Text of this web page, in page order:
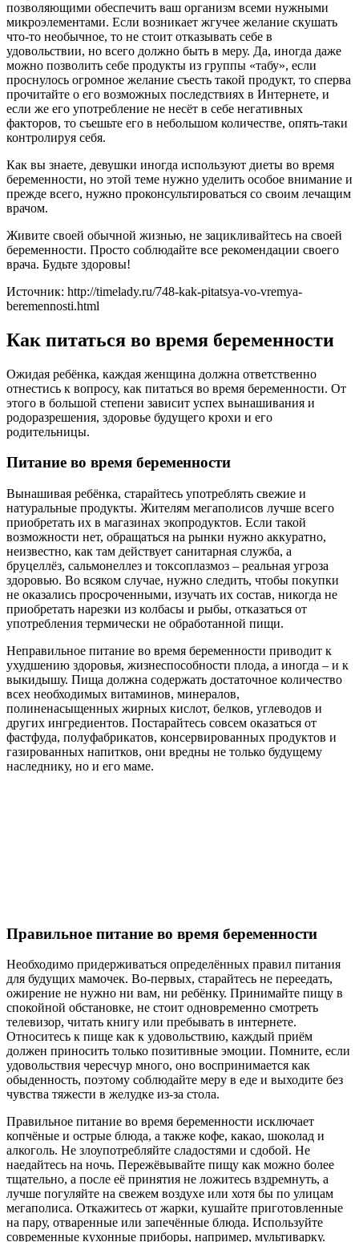
позволяющими обеспечить ваш организм всеми нужными
микроэлементами. Если возникает жгучее желание скушать
что-то необычное, то не стоит отказывать себе в
удовольствии, но всего должно быть в меру. Да, иногда даже
можно позволить себе продукты из группы «табу», если
проснулось огромное желание съесть такой продукт, то сперва
прочитайте о его возможных последствиях в Интернете, и
если же его употребление не несёт в себе негативных
факторов, то съешьте его в небольшом количестве, опять-таки
контролируя себя.
Как вы знаете, девушки иногда используют диеты во время
беременности, но этой теме нужно уделить особое внимание и
прежде всего, нужно проконсультироваться со своим лечащим
врачом.
Живите своей обычной жизнью, не зацикливайтесь на своей
беременности. Просто соблюдайте все рекомендации своего
врача. Будьте здоровы!
Источник: http://timelady.ru/748-kak-pitatsya-vo-vremya-
beremennosti.html
Как питаться во время беременности
Ожидая ребёнка, каждая женщина должна ответственно
отнестись к вопросу, как питаться во время беременности. От
этого в большой степени зависит успех вынашивания и
родоразрешения, здоровье будущего крохи и его
родительницы.
Питание во время беременности
Вынашивая ребёнка, старайтесь употреблять свежие и
натуральные продукты. Жителям мегаполисов лучше всего
приобретать их в магазинах экопродуктов. Если такой
возможности нет, обращаться на рынки нужно аккуратно,
неизвестно, как там действует санитарная служба, а
бруцеллёз, сальмонеллез и токсоплазмоз – реальная угроза
здоровью. Во всяком случае, нужно следить, чтобы покупки
не оказались просроченными, изучать их состав, никогда не
приобретать нарезки из колбасы и рыбы, отказаться от
употребления термически не обработанной пищи.
Неправильное питание во время беременности приводит к
ухудшению здоровья, жизнеспособности плода, а иногда – и к
выкидышу. Пища должна содержать достаточное количество
всех необходимых витаминов, минералов,
полиненасыщенных жирных кислот, белков, углеводов и
других ингредиентов. Постарайтесь совсем оказаться от
фастфуда, полуфабрикатов, консервированных продуктов и
газированных напитков, они вредны не только будущему
наследнику, но и его маме.
Правильное питание во время беременности
Необходимо придерживаться определённых правил питания
для будущих мамочек. Во-первых, старайтесь не переедать,
ожирение не нужно ни вам, ни ребёнку. Принимайте пищу в
спокойной обстановке, не стоит одновременно смотреть
телевизор, читать книгу или пребывать в интернете.
Относитесь к пище как к удовольствию, каждый приём
должен приносить только позитивные эмоции. Помните, если
удовольствия чересчур много, оно воспринимается как
обыденность, поэтому соблюдайте меру в еде и выходите без
чувства тяжести в желудке из-за стола.
Правильное питание во время беременности исключает
копчёные и острые блюда, а также кофе, какао, шоколад и
алкоголь. Не злоупотребляйте сладостями и сдобой. Не
наедайтесь на ночь. Пережёвывайте пищу как можно более
тщательно, а после её принятия не ложитесь вздремнуть, а
лучше погуляйте на свежем воздухе или хотя бы по улицам
мегаполиса. Откажитесь от жарки, кушайте приготовленные
на пару, отваренные или запечённые блюда. Используйте
современные кухонные приборы, например, мультиварку.